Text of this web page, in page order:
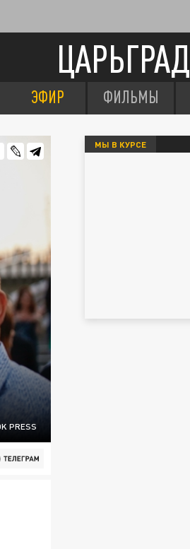
ЦАРЬГРАД
ЭФИР ФИЛЬМЫ
PRESS
МЫ В КУРСЕ